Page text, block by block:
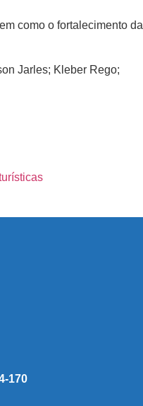
como o fortalecimento da
Jarles; Kleber Rego;
170